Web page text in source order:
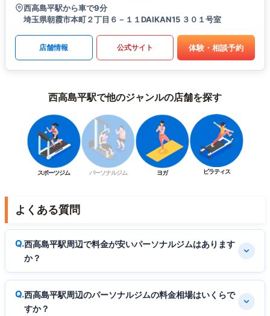
西高島平駅から車で9分
埼玉県朝霞市本町２丁目６－１１DAIKAN15 ３０１号室
店舗情報 公式サイト 体験・相談予約
西高島平駅で他のジャンルの店舗を探す
スポーツジム パーソナルジム ヨガ ピラティス
よくある質問
西高島平駅周辺で料金が安いパーソナルジムはあります
か？
西高島平駅周辺のパーソナルジムの料金相場はいくらで
すか？